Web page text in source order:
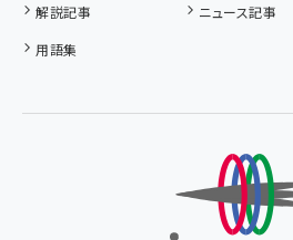
解説記事 ニュース記事
用語集